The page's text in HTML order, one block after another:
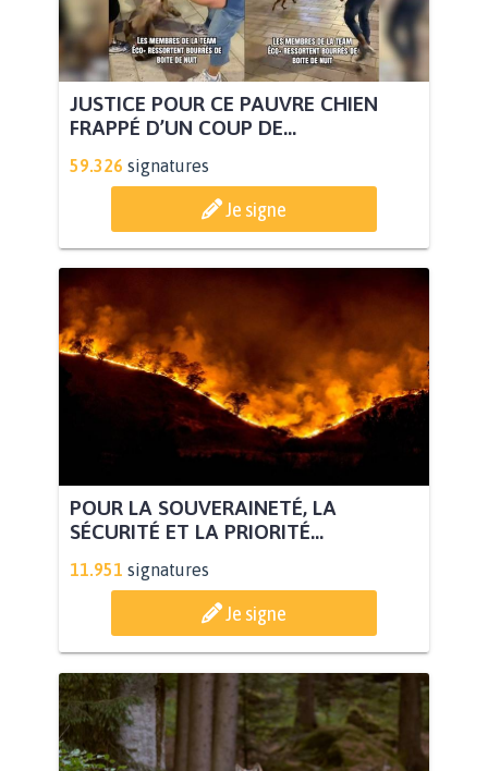
JUSTICE POUR CE PAUVRE CHIEN
FRAPPÉ D’UN COUP DE...
59.326 signatures
Je signe
POUR LA SOUVERAINETÉ, LA
SÉCURITÉ ET LA PRIORITÉ...
11.951 signatures
Je signe